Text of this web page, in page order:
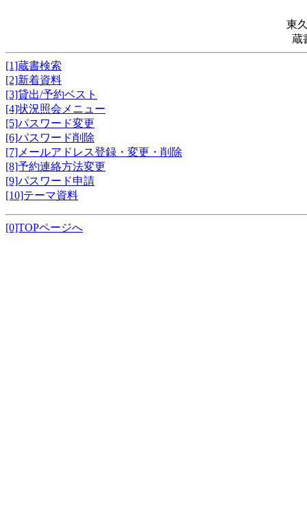
東
蔵
[1]蔵書検索
[2]新着資料
[3]貸出/予約ベスト
[4]状況照会メニュー
[5]パスワード変更
[6]パスワード削除
[7]メールアドレス登録・変更・削除
[8]予約連絡方法変更
[9]パスワード申請
[10]テーマ資料
[0]TOPページへ